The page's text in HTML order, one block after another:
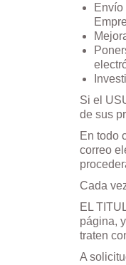
Si el
de sus
En todo
correo
Cada
EL
página,
traten
A